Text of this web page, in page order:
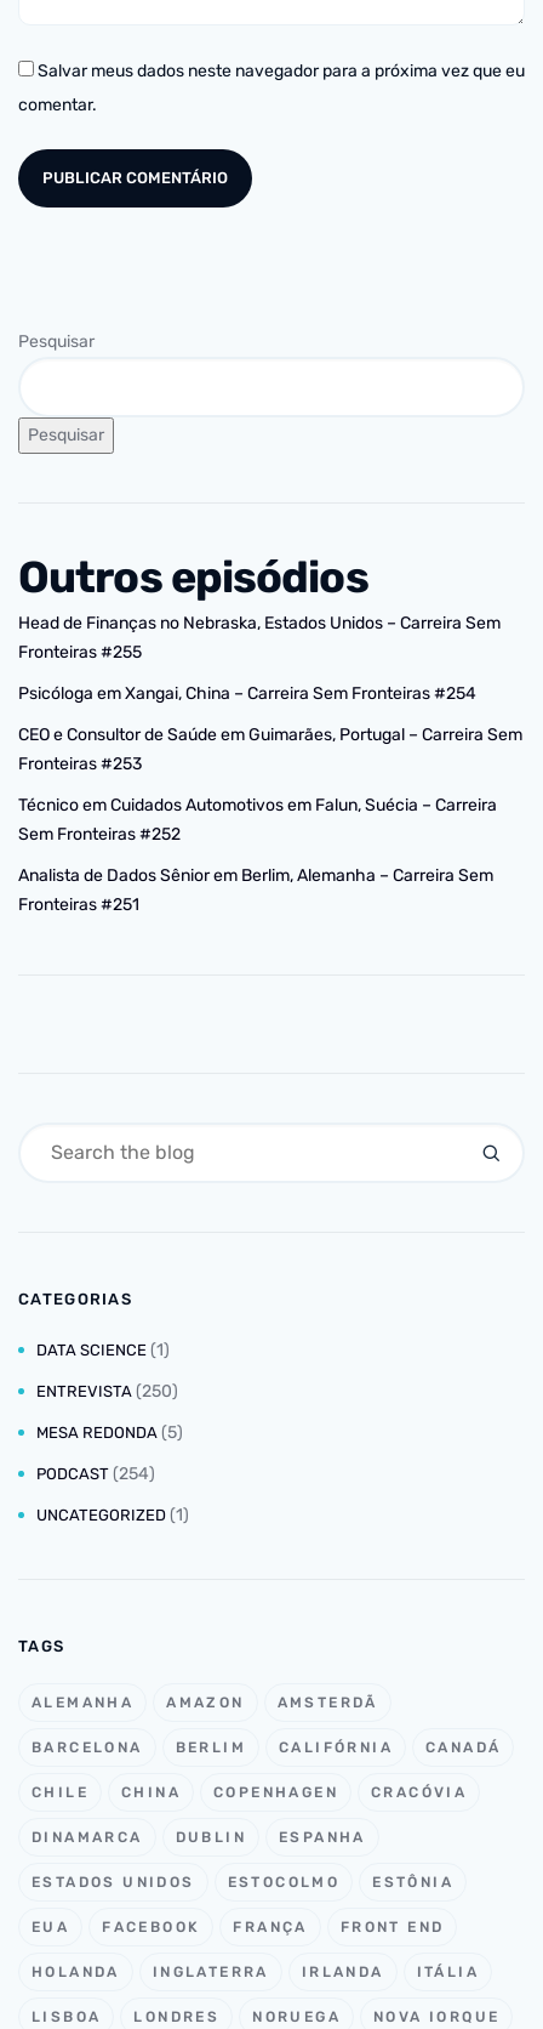
Salvar meus dados neste navegador para a próxima vez que eu
comentar.
Pesquisar
Pesquisar
Outros episódios
Head de Finanças no Nebraska, Estados Unidos – Carreira Sem
Fronteiras #255
Psicóloga em Xangai, China – Carreira Sem Fronteiras #254
CEO e Consultor de Saúde em Guimarães, Portugal – Carreira Sem
Fronteiras #253
Técnico em Cuidados Automotivos em Falun, Suécia – Carreira
Sem Fronteiras #252
Analista de Dados Sênior em Berlim, Alemanha – Carreira Sem
Fronteiras #251
CATEGORIAS
DATA SCIENCE (1)
ENTREVISTA (250)
MESA REDONDA (5)
PODCAST (254)
UNCATEGORIZED (1)
TAGS
ALEMANHA AMAZON AMSTERDÃ
BARCELONA BERLIM CALIFÓRNIA CANADÁ
CHILE CHINA COPENHAGEN CRACÓVIA
DINAMARCA DUBLIN ESPANHA
ESTADOS UNIDOS ESTOCOLMO ESTÔNIA
EUA FACEBOOK FRANÇA FRONT END
HOLANDA INGLATERRA IRLANDA ITÁLIA
LISBOA LONDRES NORUEGA NOVA IORQUE